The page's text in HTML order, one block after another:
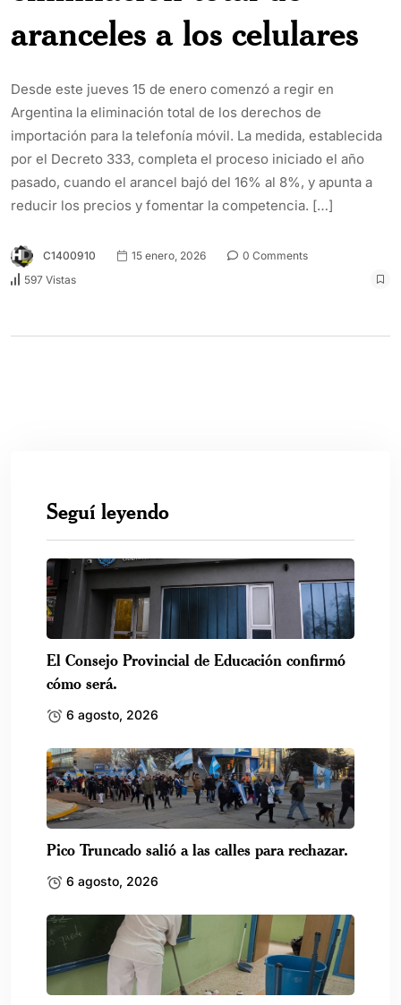
aranceles a los celulares
Desde este jueves 15 de enero comenzó a regir en
Argentina la eliminación total de los derechos de
importación para la telefonía móvil. La medida, establecida
por el Decreto 333, completa el proceso iniciado el año
pasado, cuando el arancel bajó del 16% al 8%, y apunta a
reducir los precios y fomentar la competencia. […]
C1400910 15 enero, 2026
0 Comments
597 Vistas
Seguí leyendo
El Consejo Provincial de Educación confirmó
cómo será.
6 agosto, 2026
Pico Truncado salió a las calles para rechazar.
6 agosto, 2026